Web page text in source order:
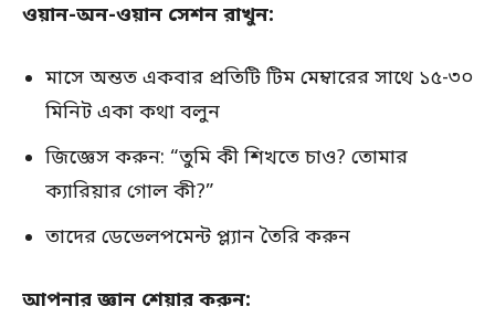
ওয়ান-অন-ওয়ান সেশন রাখুন:
মাসে অন্তত একবার প্রতিটি টিম মেম্বারের সাথে ১৫-৩০
মিনিট একা কথা বলুন
জিজ্ঞেস করুন: “তুমি কী শিখতে চাও? তোমার
ক্যারিয়ার গোল কী?”
তাদের ডেভেলপমেন্ট প্ল্যান তৈরি করুন
আপনার জ্ঞান শেয়ার করুন: